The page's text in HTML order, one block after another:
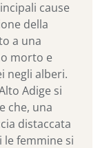
cause
della
a una
morto e
negli alberi.
Adige si
che, una
distaccata
le femmine si